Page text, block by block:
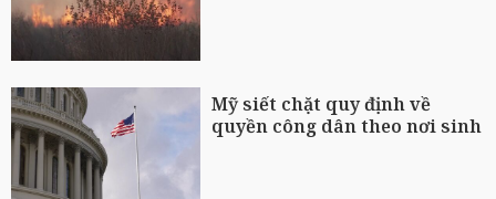
Mỹ siết chặt quy định về
quyền công dân theo nơi sinh